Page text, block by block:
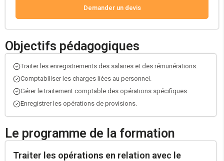
Objectifs pédagogiques
Traiter les enregistrements des salaires et des rémunérations.
Comptabiliser les charges liées au personnel.
Gérer le traitement comptable des opérations spécifiques.
Enregistrer les opérations de provisions.
Le programme de la formation
Traiter les opérations en relation avec le
Demander un devis